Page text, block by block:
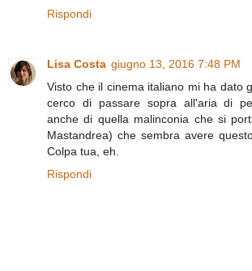
Rispondi
Lisa Costa giugno 13, 2016 7:48 PM
Visto che il cinema italiano mi ha dato
cerco di passare sopra all'aria di
anche di quella malinconia che si
Mastandrea) che sembra avere
Colpa tua, eh.
Rispondi